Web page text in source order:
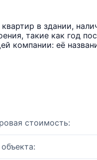
в здании,
такие как год
компании: её
стоимость: